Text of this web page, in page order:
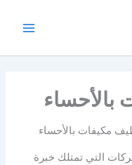
مكيفات بالأحساء
التي تمتلك خبرة